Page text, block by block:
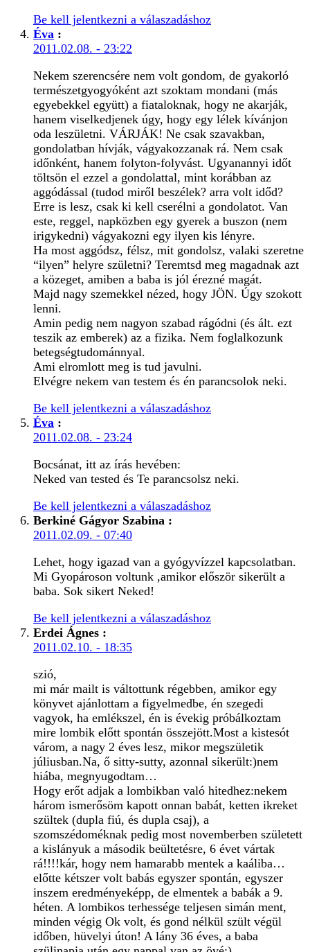
Be kell jelentkezni a válaszadáshoz
Éva :
2011.02.08. - 23:22
Nekem szerencsére nem volt gondom, de gyakorló
természetgyogyóként azt szoktam mondani (más
egyebekkel együtt) a fiataloknak, hogy ne akarják,
hanem viselkedjenek úgy, hogy egy lélek kívánjon
oda leszületni. VÁRJÁK! Ne csak szavakban,
gondolatban hívják, vágyakozzanak rá. Nem csak
időnként, hanem folyton-folyvást. Ugyanannyi időt
töltsön el ezzel a gondolattal, mint korábban az
aggódással (tudod miről beszélek? arra volt időd?
Erre is lesz, csak ki kell cserélni a gondolatot. Van
este, reggel, napközben egy gyerek a buszon (nem
irigykedni) vágyakozni egy ilyen kis lényre.
Ha most aggódsz, félsz, mit gondolsz, valaki szeretne
“ilyen” helyre születni? Teremtsd meg magadnak azt
a közeget, amiben a baba is jól érezné magát.
Majd nagy szemekkel nézed, hogy JÖN. Úgy szokott
lenni.
Amin pedig nem nagyon szabad rágódni (és ált. ezt
teszik az emberek) az a fizika. Nem foglalkozunk
betegségtudománnyal.
Ami elromlott meg is tud javulni.
Elvégre nekem van testem és én parancsolok neki.
Be kell jelentkezni a válaszadáshoz
Éva :
2011.02.08. - 23:24
Bocsánat, itt az írás hevében:
Neked van tested és Te parancsolsz neki.
Be kell jelentkezni a válaszadáshoz
Berkiné Gágyor Szabina :
2011.02.09. - 07:40
Lehet, hogy igazad van a gyógyvízzel kapcsolatban.
Mi Gyopároson voltunk ,amikor először sikerült a
baba. Sok sikert Neked!
Be kell jelentkezni a válaszadáshoz
Erdei Ágnes :
2011.02.10. - 18:35
szió,
mi már mailt is váltottunk régebben, amikor egy
könyvet ajánlottam a figyelmedbe, én szegedi
vagyok, ha emlékszel, én is évekig próbálkoztam
mire lombik előtt spontán összejött.Most a kistesót
várom, a nagy 2 éves lesz, mikor megszületik
júliusban.Na, ő sitty-sutty, azonnal sikerült:)nem
hiába, megnyugodtam…
Hogy erőt adjak a lombikban való hitedhez:nekem
három ismerősöm kapott onnan babát, ketten ikreket
szültek (dupla fiú, és dupla csaj), a
szomszédoméknak pedig most novemberben született
a kislányuk a második beültetésre, 6 évet vártak
rá!!!!kár, hogy nem hamarabb mentek a kaáliba…
előtte kétszer volt babás egyszer spontán, egyszer
inszem eredményeképp, de elmentek a babák a 9.
héten. A lombikos terhessége teljesen simán ment,
minden végig Ok volt, és gond nélkül szült végül
időben, hüvelyi úton! A lány 36 éves, a baba